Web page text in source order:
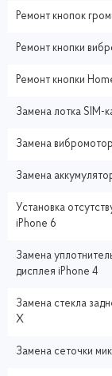
Ремонт кнопок
Ремонт кнопки
Ремонт кнопки
Замена лотка SIM-
Замена
Замена
Установка
iPhone 6
Замена
дисплея iPhone 4
Замена стекла
X
Замена сеточки